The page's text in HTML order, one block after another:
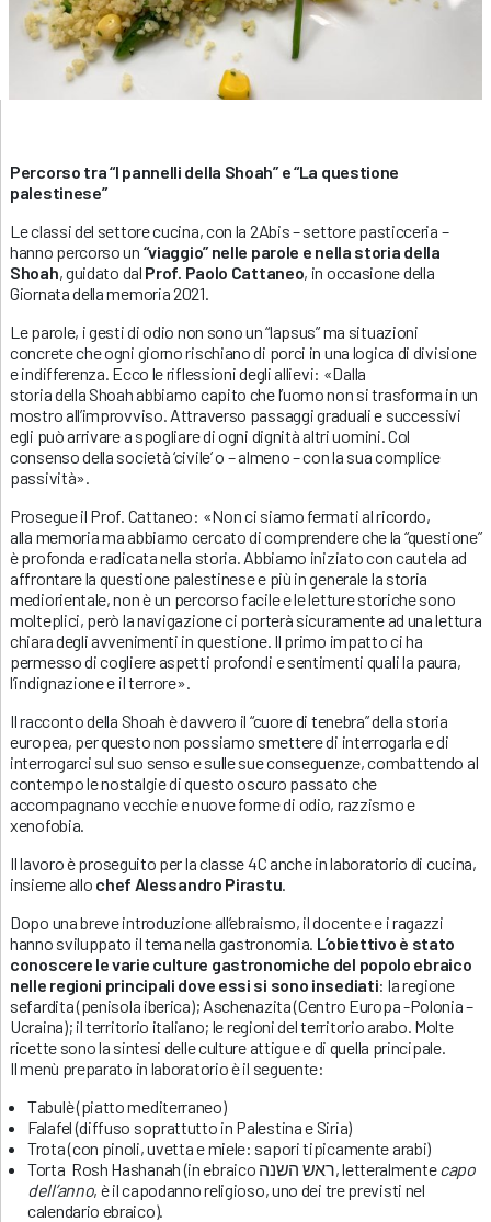
Percorso tra “I pannelli della Shoah” e “La questione
palestinese”
Le classi del settore cucina, con la 2Abis – settore pasticceria –
hanno percorso un “viaggio” nelle parole e nella storia della
Shoah, guidato dal Prof. Paolo Cattaneo, in occasione della
Giornata della memoria 2021.
Le parole, i gesti di odio non sono un “lapsus” ma situazioni
concrete che ogni giorno rischiano di porci in una logica di divisione
e indifferenza. Ecco le riflessioni degli allievi: «Dalla
storia della Shoah abbiamo capito che l’uomo non si trasforma in un
mostro all’improvviso. Attraverso passaggi graduali e successivi
egli può arrivare a spogliare di ogni dignità altri uomini. Col
consenso della società ‘civile’ o – almeno – con la sua complice
passività».
Prosegue il Prof. Cattaneo: «Non ci siamo fermati al ricordo,
alla memoria ma abbiamo cercato di comprendere che la “questione”
è profonda e radicata nella storia. Abbiamo iniziato con cautela ad
affrontare la questione palestinese e più in generale la storia
mediorientale, non è un percorso facile e le letture storiche sono
molteplici, però la navigazione ci porterà sicuramente ad una lettura
chiara degli avvenimenti in questione. Il primo impatto ci ha
permesso di cogliere aspetti profondi e sentimenti quali la paura,
l’indignazione e il terrore».
Il racconto della Shoah è davvero il “cuore di tenebra” della storia
europea, per questo non possiamo smettere di interrogarla e di
interrogarci sul suo senso e sulle sue conseguenze, combattendo al
contempo le nostalgie di questo oscuro passato che
accompagnano vecchie e nuove forme di odio, razzismo e
xenofobia.
Il lavoro è proseguito per la classe 4C anche in laboratorio di cucina,
insieme allo chef Alessandro Pirastu
Dopo una breve introduzione all’ebraismo, il docente e i ragazzi
hanno sviluppato il tema nella gastronomia. L’obiettivo è stato
conoscere le varie culture gastronomiche del popolo ebraico
nelle regioni principali dove essi si sono insediati: la regione
sefardita (penisola iberica); Aschenazita (Centro Europa -Polonia –
Ucraina); il territorio italiano; le regioni del territorio arabo. Molte
ricette sono la sintesi delle culture attigue e di quella principale.
Il menù preparato in laboratorio è il seguente:
Tabulè (piatto mediterraneo)
Falafel (diffuso soprattutto in Palestina e Siria)
Trota (con pinoli, uvetta e miele: sapori tipicamente arabi)
Torta Rosh Hashanah (in ebraico ראש השנה, letteralmentecapo
dell’anno, è il capodanno religioso, uno dei tre previsti nel
calendario ebraico).